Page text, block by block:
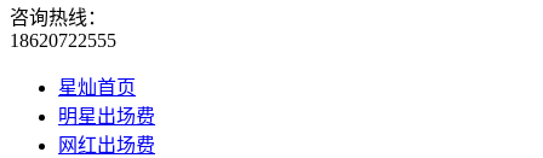
咨询热线：
18620722555
星灿首页
明星出场费
网红出场费